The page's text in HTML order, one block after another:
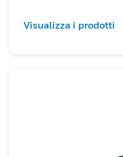
Visualizza i prodotti